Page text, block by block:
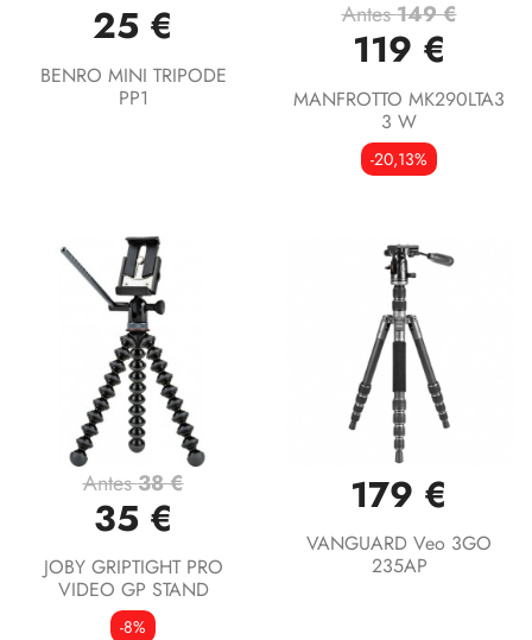
25 €
BENRO MINI TRIPODE
PP1
Antes149 €
119 €
MANFROTTO MK290LTA3
3 W
-20,13%
Antes38 €
35 €
JOBY GRIPTIGHT PRO
VIDEO GP STAND
-8%
179 €
VANGUARD Veo 3GO
235AP